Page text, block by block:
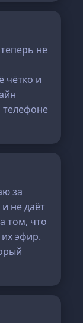
не
чётко и
телефоне
за
не даёт
том, что
эфир.